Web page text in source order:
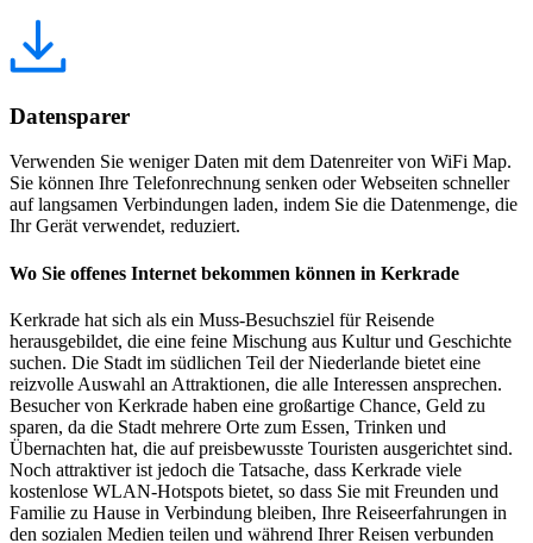
Datensparer
Verwenden Sie weniger Daten mit dem Datenreiter von WiFi Map.
Sie können Ihre Telefonrechnung senken oder Webseiten schneller
auf langsamen Verbindungen laden, indem Sie die Datenmenge, die
Ihr Gerät verwendet, reduziert.
Wo Sie offenes Internet bekommen können in Kerkrade
Kerkrade hat sich als ein Muss-Besuchsziel für Reisende
herausgebildet, die eine feine Mischung aus Kultur und Geschichte
suchen. Die Stadt im südlichen Teil der Niederlande bietet eine
reizvolle Auswahl an Attraktionen, die alle Interessen ansprechen.
Besucher von Kerkrade haben eine großartige Chance, Geld zu
sparen, da die Stadt mehrere Orte zum Essen, Trinken und
Übernachten hat, die auf preisbewusste Touristen ausgerichtet sind.
Noch attraktiver ist jedoch die Tatsache, dass Kerkrade viele
kostenlose WLAN-Hotspots bietet, so dass Sie mit Freunden und
Familie zu Hause in Verbindung bleiben, Ihre Reiseerfahrungen in
den sozialen Medien teilen und während Ihrer Reisen verbunden